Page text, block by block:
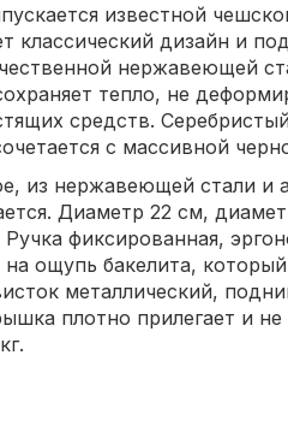
известной
дизайн и
нержавеющей
тепло, не
средств.
с массивной
из нержавеющей стали и
Диаметр 22 см,
фиксированная,
ощупь бакелита,
металлический,
плотно прилегает и не